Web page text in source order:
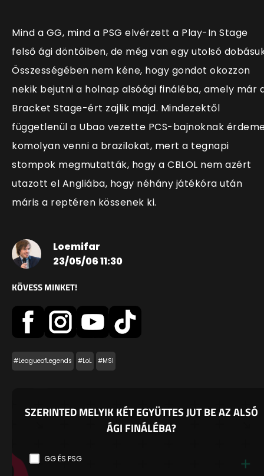
Mind a GG, mind a PSG elvérzett a Play-In Stage
felső ági döntőiben, de még van egy utolsó
Összességében nem kéne, hogy gondot okozzon
nekik bejutni a holnap alsóági fináléba, amely már
Bracket Stage-ért zajlik majd. Mindezektől
függetlenül a Ubao vezette PCS-bajnoknak
komolyan venni a brazilokat, mert a tegnapi
stompok megmutatták, hogy a CBLOL nem azért
utazott el Angliába, hogy néhány játékóra után
máris a reptéren kössenek ki.
Loemifar
23/05/06 11:30
KÖVESS MINKET!
#LeagueofLegends #LoL #MSI
SZERINTED MELYIK KÉT EGYÜTTES JUT BE AZ ALSÓ
ÁGI FINÁLÉBA?
GG ÉS PSG